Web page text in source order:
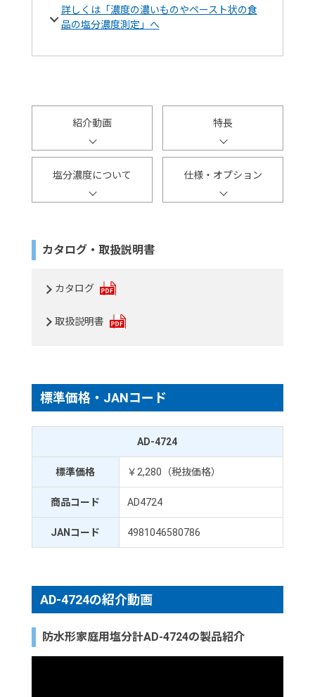
詳しくは「濃度の濃いものやペースト状の食
品の塩分濃度測定」へ
紹介動画 特長
塩分濃度について 仕様・オプション
カタログ・取扱説明書
カタログ
取扱説明書
標準価格・JANコード
AD-4724
標準価格 ￥2,280（税抜価格）
商品コード AD4724
JANコード 4981046580786
AD-4724の紹介動画
防水形家庭用塩分計AD-4724の製品紹介